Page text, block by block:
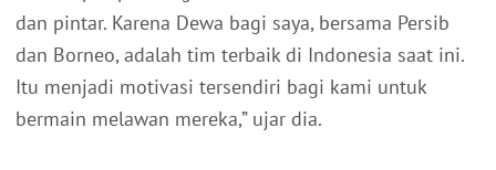
dan pintar. Karena Dewa bagi saya, bersama Persib
dan Borneo, adalah tim terbaik di Indonesia saat ini.
Itu menjadi motivasi tersendiri bagi kami untuk
bermain melawan mereka,” ujar dia.